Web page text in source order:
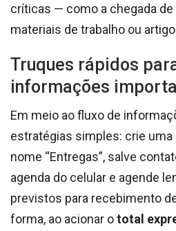
críticas — como a chegada
materiais de trabalho ou
Truques rápidos
informações
Em meio ao fluxo de
estratégias simples: crie
nome “Entregas”, salve
agenda do celular e agende
previstos para recebimento
forma, ao acionar ototal